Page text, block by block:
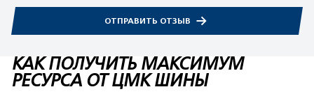
ОТПРАВИТЬ ОТЗЫВ
КАК ПОЛУЧИТЬ МАКСИМУМ
РЕСУРСА ОТ ЦМК ШИНЫ